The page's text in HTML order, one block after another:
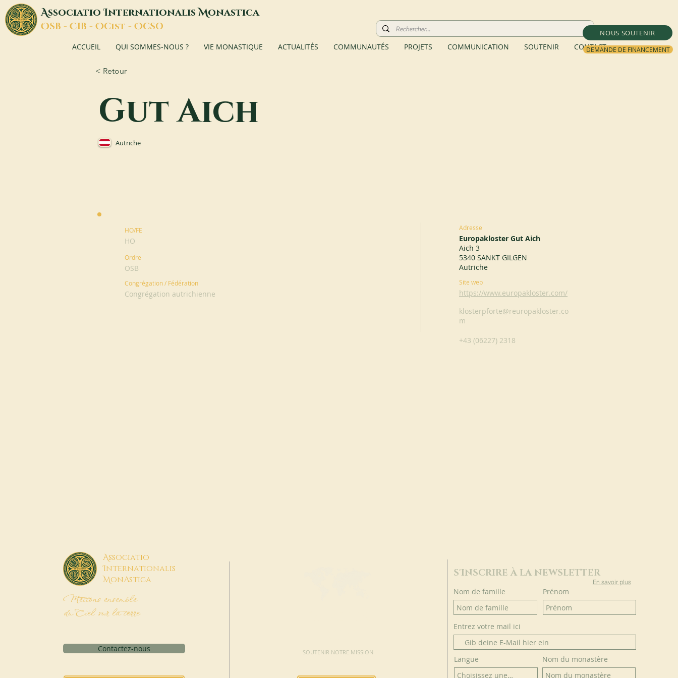
NOUS SOUTENIR
DEMANDE DE FINANCEMENT
AssociatioInternationalisMonastica
OSB - CIB - OCist - OCSO
ACCUEIL QUI SOMMES-NOUS ? VIE MONASTIQUE ACTUALITÉS COMMUNAUTÉS PROJETS COMMUNICATION SOUTENIR CONTACT
< Retour
Gut Aich
Autriche
HO/FE
HO
Ordre
OSB
Congrégation / Fédération
Congrégation autrichienne
Adresse
Europakloster Gut Aich
Aich 3
5340 SANKT GILGEN
Autriche
Site web
https://www.europakloster.com/
klosterpforte@reuropakloster.co
m
+43 (06227) 2318
Associatio
Internationalis
MonAstica
Mettons ensemble
du Ciel sur la terre
Contactez-nous SOUTENIR NOTRE MISSION
S'INSCRIRE À LA NEWSLETTER
En savoir plus
Nom de famille Prénom
Entrez votre mail ici
Langue Nom du monastère